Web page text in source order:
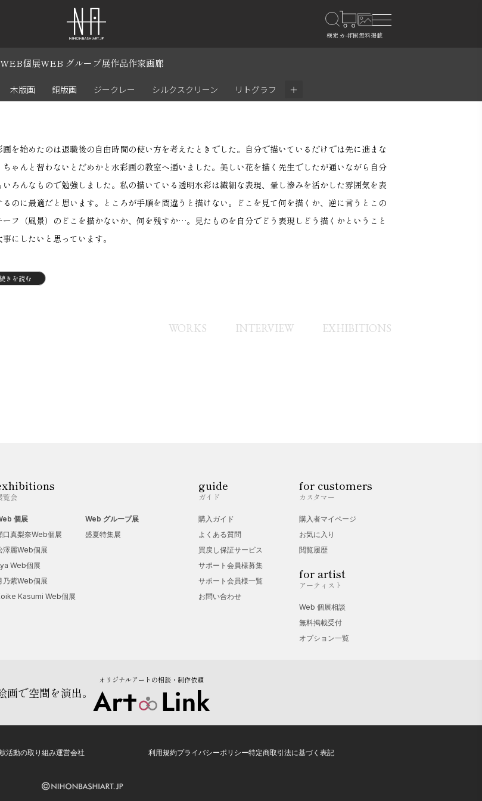
WEB個展WEB グループ展作品作家画廊
木版画 銅版画 ジークレー シルクスクリーン リトグラフ ＋
画を始めたのは退職後の自由時間の使い方を考えたときでした。自分で描いているだけでは先に進まな
ちゃんと習わないとだめかと水彩画の教室へ通いました。美しい花を描く先生でしたが通いながら自分
いろんなもので勉強しました。私の描いている透明水彩は繊細な表現、暈し滲みを活かした雰囲気を表
るのに最適だと思います。ところが手順を間違うと描けない。どこを見て何を描くか、逆に言うとこの
ーフ（風景）のどこを描かないか、何を残すか…。見たものを自分でどう表現しどう描くかということ
事にしたいと思っています。
歴】
～2016年
年
年
in Acquarello 選抜作品 イタリアボローニャとファブリアーノ市で展示
抜作品帰国展 横浜画廊楽
続きを読む
WORKS INTERVIEW EXHIBITIONS
覧会
個展
口真梨奈Web個展
澤麗Web個展
Web個展
乃紫Web個展
Kasumi Web個展
Web グループ展
盛夏特集展
guide
ガイド
購入ガイド
よくある質問
買戻し保証サービス
サポート会員様募集
サポート会員様一覧
お問い合わせ
for customers
カスタマー
購入者マイページ
お気に入り
閲覧履歴
for artist
アーティスト
Web 個展相談
無料掲載受付
オプション一覧
画で空間を演出。
オリジナルアートの相談・制作依頼
活動の取り組み運営会社 利用規約プライバシーポリシー特定商取引法に基づく表記